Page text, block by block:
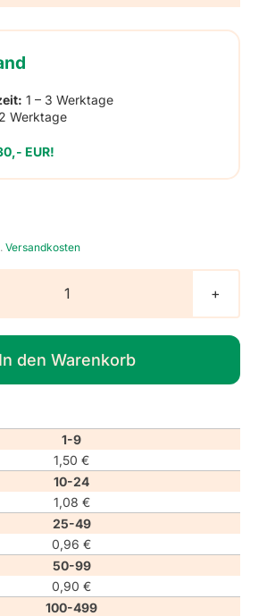
1 – 3 Werktage
Werktage
EUR!
Versandkosten
Gebotszeichen
M001
"Allgemeines
Gebotszeichen"
Menge
In den Warenkorb
1-9
1,50 €
10-24
1,08 €
25-49
0,96 €
50-99
0,90 €
100-499